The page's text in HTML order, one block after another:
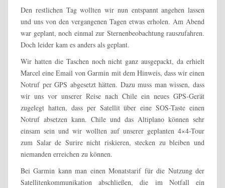
Den restlichen Tag wollten wir nun entspannt angehen lassen
und uns von den vergangenen Tagen etwas erholen. Am Abend
war geplant, noch einmal zur Sternenbeobachtung rauszufahren.
Doch leider kam es anders als geplant.
Wir hatten die Taschen noch nicht ganz ausgepackt, da erhielt
Marcel eine Email von Garmin mit dem Hinweis, dass wir einen
Notruf per GPS abgesetzt hätten. Dazu muss man wissen, dass
wir uns vor unserer Reise nach Chile ein neues GPS-Gerät
zugelegt hatten, dass per Satellit über eine SOS-Taste einen
Notruf absetzen kann. Chile und das Altiplano können sehr
einsam sein und wir wollten auf unserer geplanten 4×4-Tour
zum Salar de Surire nicht riskieren, stecken zu bleiben und
niemanden erreichen zu können.
Bei Garmin kann man einen Monatstarif für die Nutzung der
Satellitenkommunikation abschließen, die im Notfall ein